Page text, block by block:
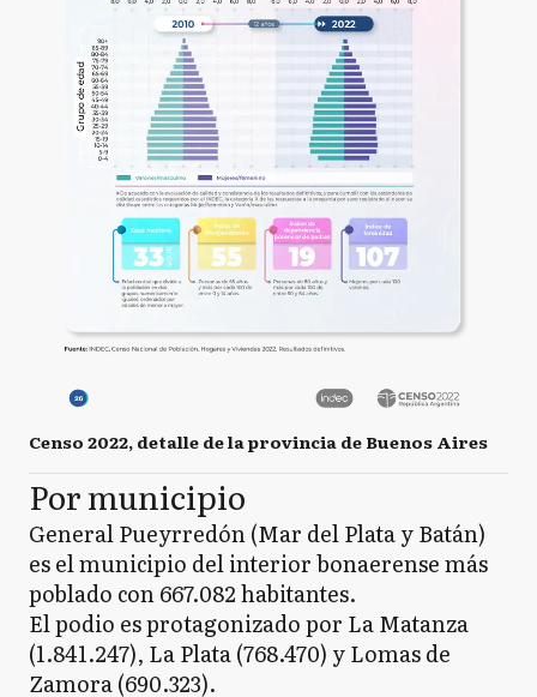
Censo 2022, detalle de la provincia de Buenos Aires
Por municipio
General Pueyrredón (Mar del Plata y Batán)
es el municipio del interior bonaerense más
poblado con 667.082 habitantes.
El podio es protagonizado por La Matanza
(1.841.247), La Plata (768.470) y Lomas de
Zamora (690.323).